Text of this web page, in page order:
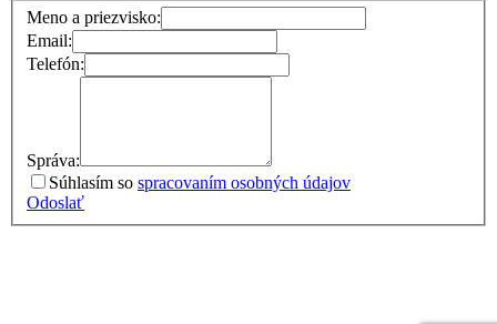
Meno a priezvisko:
Email:
Telefón:
Správa:
Súhlasím so spracovaním osobných údajov
Odoslať